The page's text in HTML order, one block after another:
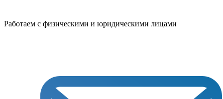
Работаем с физическими и юридическими лицами